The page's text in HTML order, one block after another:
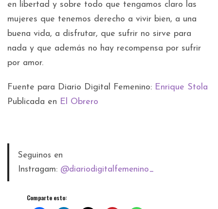
en libertad y sobre todo que tengamos claro las
mujeres que tenemos derecho a vivir bien, a una
buena vida, a disfrutar, que sufrir no sirve para
nada y que además no hay recompensa por sufrir
por amor.
Fuente para Diario Digital Femenino: Enrique Stola
Publicada en El Obrero
Seguinos en
Instragam: @diariodigitalfemenino_
Comparte esto: